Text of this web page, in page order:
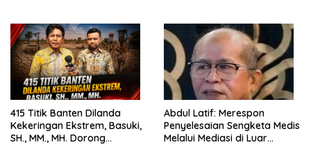
415 Titik Banten Dilanda
Kekeringan Ekstrem, Basuki,
SH., MM., MH. Dorong
Abdul Latif: Merespon
Penyelesaian Sengketa Medis
Melalui Mediasi di Luar